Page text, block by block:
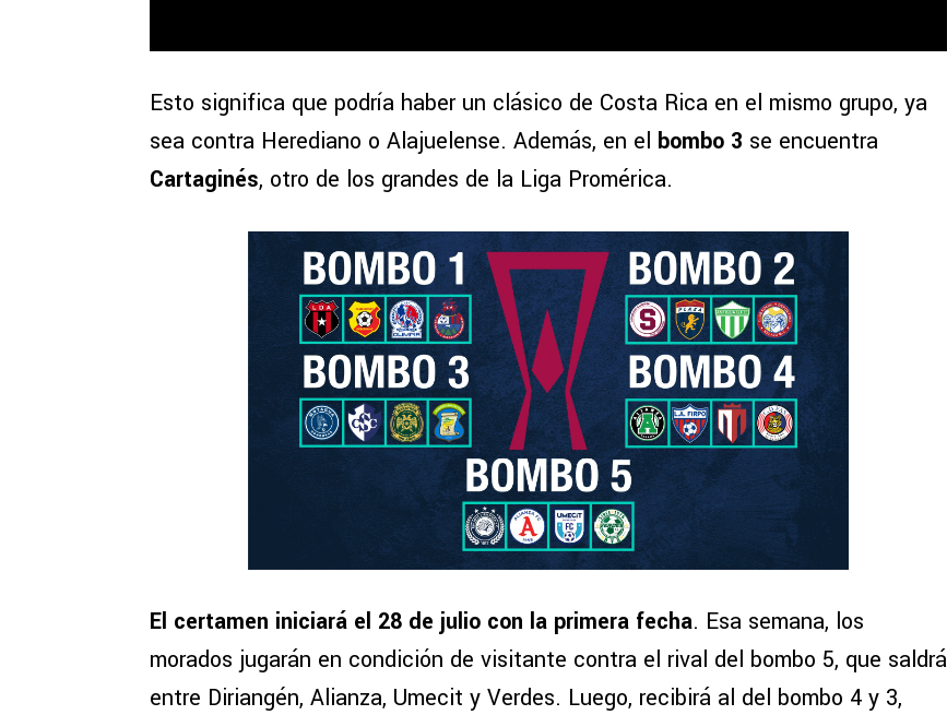
Esto significa que podría haber un clásico de Costa Rica en el mismo grupo, ya
sea contra Herediano o Alajuelense. Además, en el bombo 3 se encuentra
Cartaginés, otro de los grandes de la Liga Promérica.
El certamen iniciará el 28 de julio con la primera fecha. Esa semana, los
morados jugarán en condición de visitante contra el rival del bombo 5, que saldrá
entre Diriangén, Alianza, Umecit y Verdes. Luego, recibirá al del bombo 4 y 3,